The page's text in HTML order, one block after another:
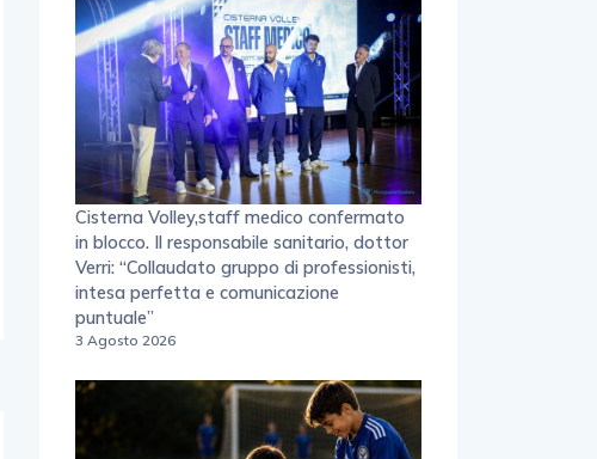
Cisterna Volley,staff medico confermato
in blocco. Il responsabile sanitario, dottor
Verri: “Collaudato gruppo di professionisti,
intesa perfetta e comunicazione
puntuale”
3 Agosto 2026